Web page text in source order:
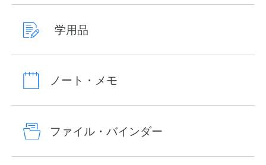
学用品
ノート・メモ
ファイル・バインダー